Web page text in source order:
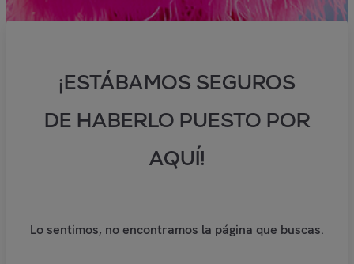
¡ESTÁBAMOS SEGUROS
DE HABERLO PUESTO POR
AQUÍ!
Lo sentimos, no encontramos la página que buscas.